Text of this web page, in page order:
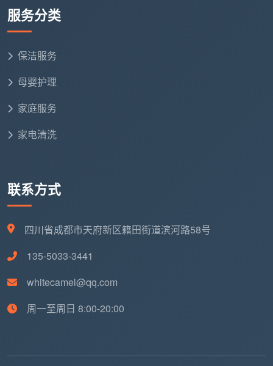
不同材质的清洁禁忌，一把铲刀走天下，一瓶清洁剂擦
所有。分岗作业的前提是每个人都具备对应岗位的专业
质量负责。自有团队的每个岗位都要对自己负责的工序
签字确认，出了问题可以直接追溯到人。
第三，协作差距。
时高效完成，不漏项不拖时。
五、作为业主，你可以从岗位职责的角度观察一个团队
判断他们的新房开荒保洁岗位
进门后是先铺设保护垫、将工具分类摆放，还是直接
拎着水桶就开始干？
服务分类
保洁服务
母婴护理
家庭服务
家电清洗
联系方式
四川省成都市天府新区籍田街道滨河路58号
135-5033-3441
whitecamel@qq.com
周一至周日 8:00-20:00